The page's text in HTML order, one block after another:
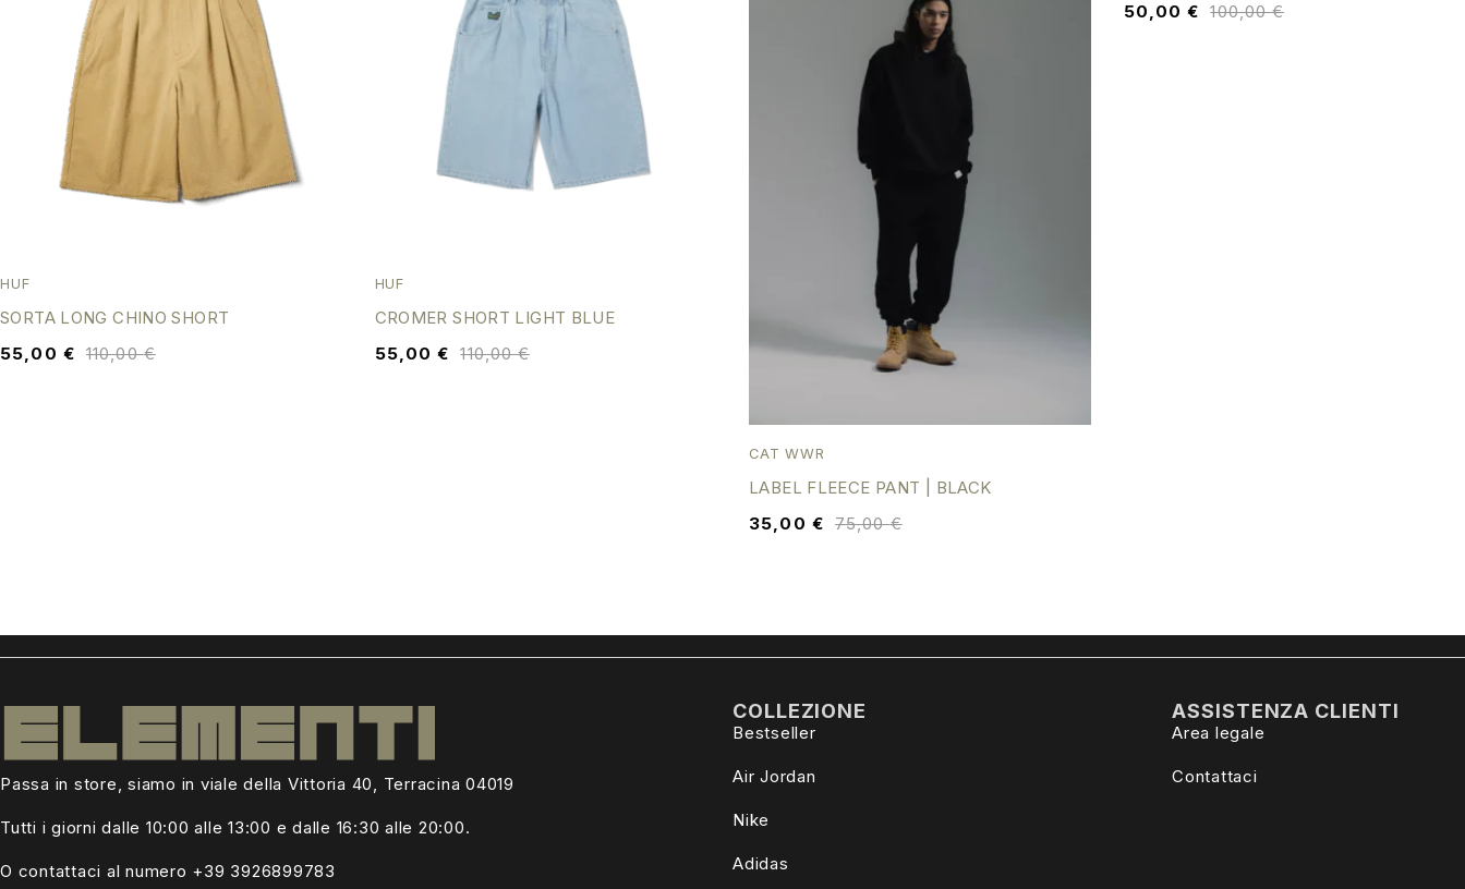
HUF
SORTA LONG CHINO SHORT
110,00€
55,00 €
HUF
CROMER SHORT LIGHT BLUE
110,00€
55,00€
CAT WWR
LABEL FLEECE PANT | BLACK
75,00€
35,00 €
100,00€
50,00€
Passa in store, siamo in viale della Vittoria 40, Terracina 04019
Tutti i giorni dalle 10:00 alle 13:00 e dalle 16:30 alle 20:00.
O contattaci al numero +39 3926899783
COLLEZIONE
Bestseller
Air Jordan
Nike
Adidas
ASSISTENZA CLIENTI
Area legale
Contattaci